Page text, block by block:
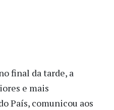
final da tarde, a
e mais
País, comunicou aos